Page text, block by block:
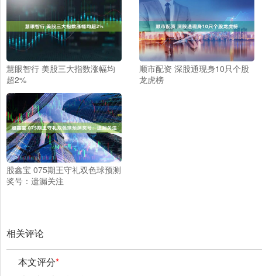
慧眼智行 美股三大指数涨幅均
超2%
顺市配资 深股通现身10只个股
龙虎榜
股鑫宝 075期王守礼双色球预测
奖号：遗漏关注
相关评论
本文评分*